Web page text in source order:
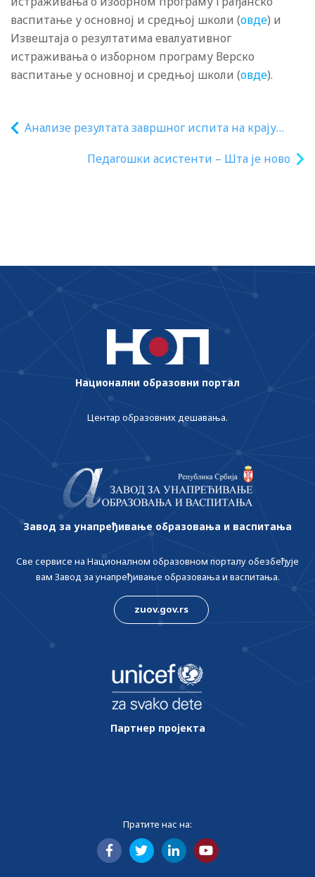
васпитање у основној и средњој школи (овде) и
Извештаја о резултатима евалуативног
истраживања о изборном програму Верско
васпитање у основној и средњој школи (овде).
Анализе резултата завршног испита на крају
Педагошки асистенти – Шта је ново
Национални образовни портал
Центар образовних дешавања.
Завод за унапређивање образовања и васпитања
Све сервисе на Националном образовном порталу обезбеђује
вам Завод за унапређивање образовања и васпитања.
zuov.gov.rs
Партнер пројекта
Пратите нас на: